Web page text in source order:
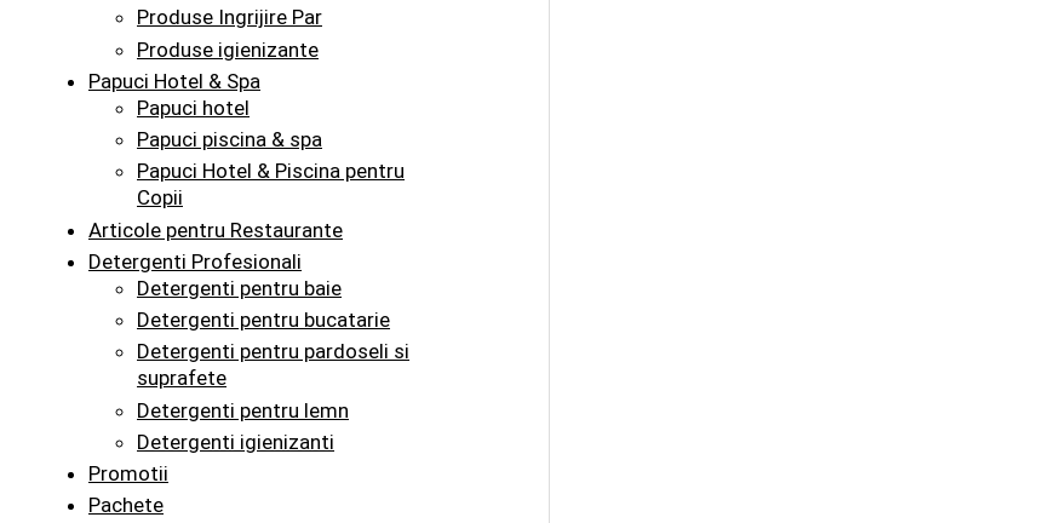
Produse Ingrijire Par
Produse igienizante
Papuci Hotel & Spa
Papuci hotel
Papuci piscina & spa
Papuci Hotel & Piscina pentru
Copii
Articole pentru Restaurante
Detergenti Profesionali
Detergenti pentru baie
Detergenti pentru bucatarie
Detergenti pentru pardoseli si
suprafete
Detergenti pentru lemn
Detergenti igienizanti
Promotii
Pachete